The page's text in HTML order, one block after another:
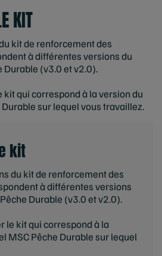
KIT
kit de renforcement des
à différentes versions du
Durable (v3.0 et v2.0).
qui correspond à la version du
sur lequel vous travaillez.
kit
du kit de renforcement des
à différentes versions
Durable (v3.0 et v2.0).
le kit qui correspond à la
MSC Pêche Durable sur lequel